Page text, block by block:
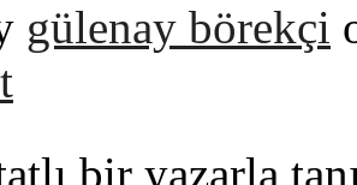
gülenay börekçi
bir yazarla